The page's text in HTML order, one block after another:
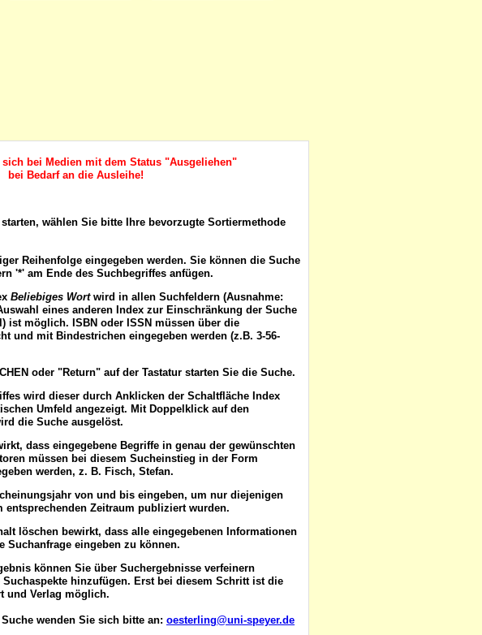
sich bei Medien mit dem Status "Ausgeliehen"
bei Bedarf an die Ausleihe!
wählen Sie bitte Ihre bevorzugte Sortiermethode
Reihenfolge eingegeben werden. Sie können die Suche
'*' am Ende des Suchbegriffes anfügen.
Beliebiges Wort wird in allen Suchfeldern (Ausnahme:
eines anderen Index zur Einschränkung der Suche
ist möglich. ISBN oder ISSN müssen über die
und mit Bindestrichen eingegeben werden (z.B. 3-56-
oder "Return" auf der Tastatur starten Sie die Suche.
wird dieser durch Anklicken der Schaltfläche Index
Umfeld angezeigt. Mit Doppelklick auf den
die Suche ausgelöst.
dass eingegebene Begriffe in genau der gewünschten
müssen bei diesem Sucheinstieg in der Form
werden, z. B. Fisch, Stefan.
von und bis eingeben, um nur diejenigen
entsprechenden Zeitraum publiziert wurden.
löschen bewirkt, dass alle eingegebenen Informationen
Suchanfrage eingeben zu können.
können Sie über Suchergebnisse verfeinern
hinzufügen. Erst bei diesem Schritt ist die
und Verlag möglich.
wenden Sie sich bitte an: oesterling@uni-speyer.de